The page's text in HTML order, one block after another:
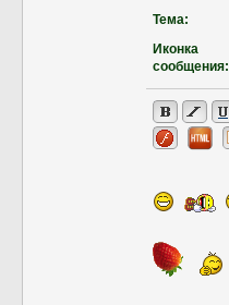
Тема:
Иконка
сообщения: